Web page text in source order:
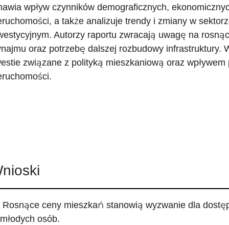
wpływ czynników demograficznych,
a także analizuje trendy i zmiany w
Autorzy raportu zwracają uwagę na
oraz potrzebę dalszej rozbudowy infrastruktury.
związane z polityką mieszkaniową oraz
Rosnące ceny mieszkań stanowią wyzwanie dla
młodych osób.